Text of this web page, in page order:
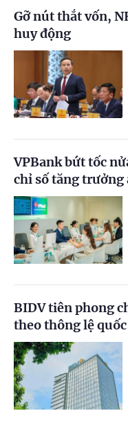
Gỡ nút thắt vốn,
huy động
VPBank bứt tốc
chỉ số tăng trưởng
BIDV tiên phong
theo thông lệ